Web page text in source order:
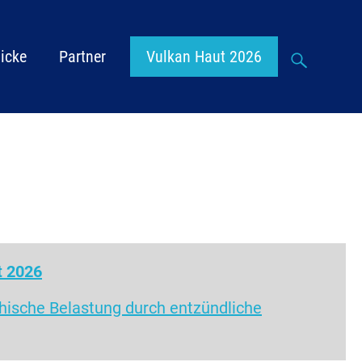
Partner Vulkan Haut 2026
2026
Belastung durch entzündliche